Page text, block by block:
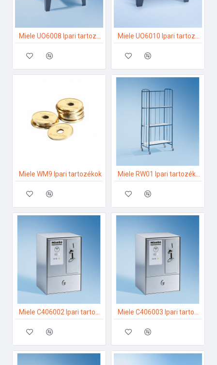
Miele UO6008 Ipari tartozékok Miele UO6010 Ipari tartozékok
Miele WM9 Ipari tartozékok Miele RW01 Ipari tartozékok
Miele C406002 Ipari tartozékok Miele C406003 Ipari tartozékok